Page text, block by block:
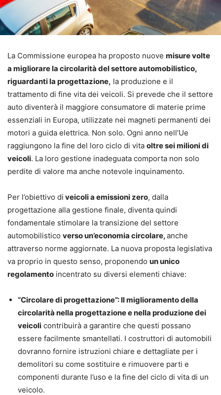
La Commissione europea ha proposto nuove misure volte
a migliorare la circolarità del settore automobilistico,
riguardanti la progettazione, la produzione e il
trattamento di fine vita dei veicoli. Si prevede che il settore
auto diventerà il maggiore consumatore di materie prime
essenziali in Europa, utilizzate nei magneti permanenti dei
motori a guida elettrica. Non solo. Ogni anno nell’Ue
raggiungono la fine del loro ciclo di vita oltre sei milioni di
veicoli. La loro gestione inadeguata comporta non solo
perdite di valore ma anche notevole inquinamento.
Per l’obiettivo di veicoli a emissioni zero, dalla
progettazione alla gestione finale, diventa quindi
fondamentale stimolare la transizione del settore
automobilistico verso un’economia circolare,anche
attraverso norme aggiornate. La nuova proposta legislativa
va proprio in questo senso, proponendo un unico
regolamento incentrato su diversi elementi chiave:
“Circolare di progettazione”: Il miglioramento della
circolarità nella progettazione e nella produzione dei
veicoli contribuirà a garantire che questi possano
essere facilmente smantellati. I costruttori di automobili
dovranno fornire istruzioni chiare e dettagliate per i
demolitori su come sostituire e rimuovere parti e
componenti durante l’uso e la fine del ciclo di vita di un
veicolo.